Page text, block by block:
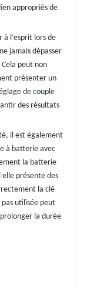
appropriés de
l’esprit lors de
jamais dépasser
peut non
présenter un
de couple
des résultats
il est également
à batterie avec
la batterie
présente des
la clé
utilisée peut
la durée